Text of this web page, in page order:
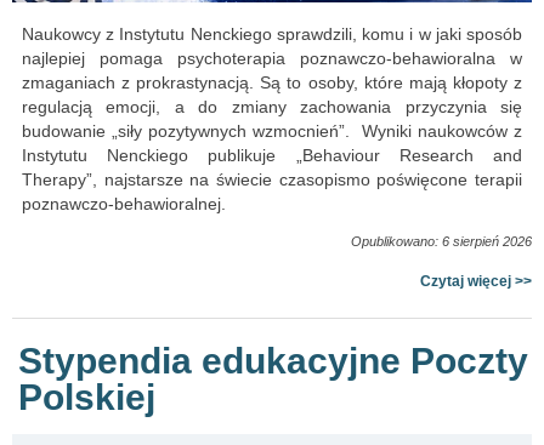
Naukowcy z Instytutu Nenckiego sprawdzili, komu i w jaki sposób
najlepiej pomaga psychoterapia poznawczo-behawioralna w
zmaganiach z prokrastynacją. Są to osoby, które mają kłopoty z
regulacją emocji, a do zmiany zachowania przyczynia się
budowanie „siły pozytywnych wzmocnień”. Wyniki naukowców z
Instytutu Nenckiego publikuje „Behaviour Research and
Therapy”, najstarsze na świecie czasopismo poświęcone terapii
poznawczo-behawioralnej.
Opublikowano: 6 sierpień 2026
Czytaj więcej >>
Stypendia edukacyjne Poczty
Polskiej